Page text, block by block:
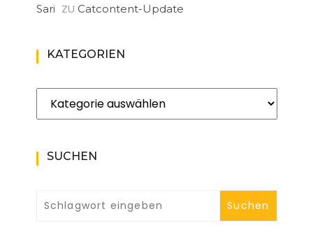
Sari ZU Catcontent-Update
KATEGORIEN
Kategorien
SUCHEN